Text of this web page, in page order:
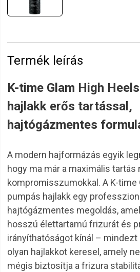
Termék leírás
K-time Glam High
hajlakk erős tartással,
hajtógázmentes
A modern hajformázás egyik
hogy ma már a maximális tartás
kompromisszumokkal. A K-time
pumpás hajlakk egy
hajtógázmentes megoldás,
hosszú élettartamú frizurát és
irányíthatóságot kínál – mindezt
olyan hajlakkot keresel, amely
mégis biztosítja a frizura